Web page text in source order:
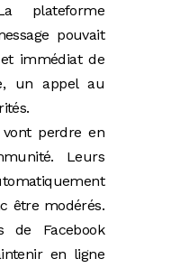
plateforme
pouvait
immédiat de
un appel au
perdre en
Leurs
être modérés.
de Facebook
en ligne